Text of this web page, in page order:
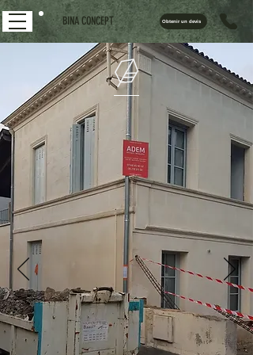
BINA CONCEPT Obtenir un devis